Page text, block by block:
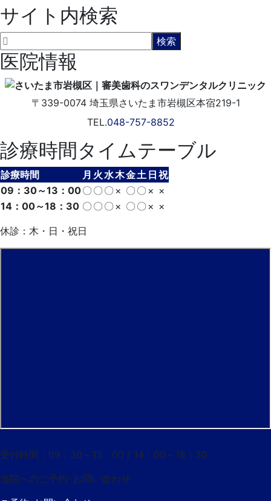
サイト内検索
医院情報
〒339-0074 埼玉県さいたま市岩槻区本宿219-1
TEL.048-757-8852
診療時間タイムテーブル
診療時間 月 火 水木金土 日 祝
09：30～13：00〇 〇 〇 × 〇 〇 × ×
14：00～18：30 〇 〇 〇 × 〇 〇 × ×
休診：木・日・祝日
受付時間：09：30～13：00 / 14：00～18：30
当院へのご予約･ お問い合わせ